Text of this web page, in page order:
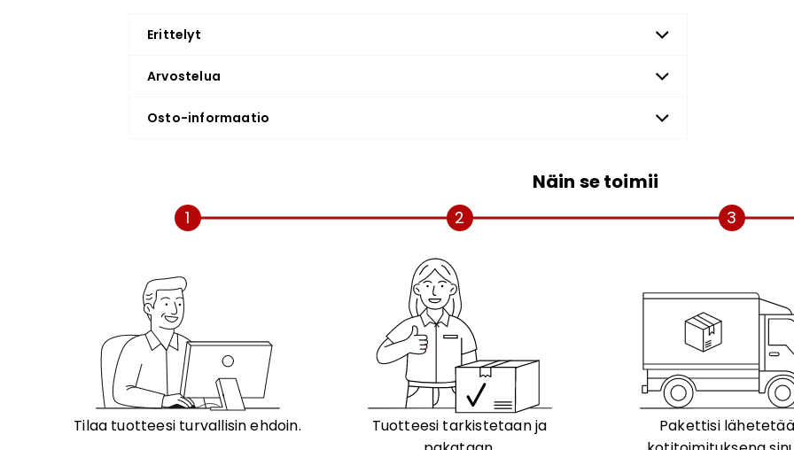
Erittelyt
Arvostelua
Osto-informaatio
Näin se toimii
1
Tilaa tuotteesi turvallisin ehdoin.
2
Tuotteesi tarkistetaan ja
3
Pakettisi